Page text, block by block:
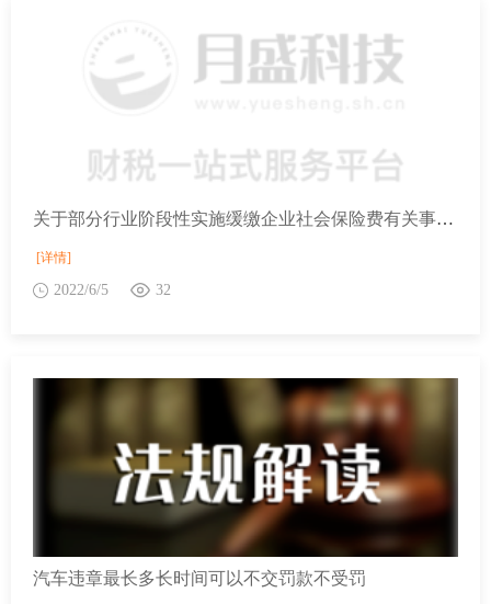
关于部分行业阶段性实施缓缴企业社会保险费有关事项的通知
[详情]
2022/6/5 32
汽车违章最长多长时间可以不交罚款不受罚